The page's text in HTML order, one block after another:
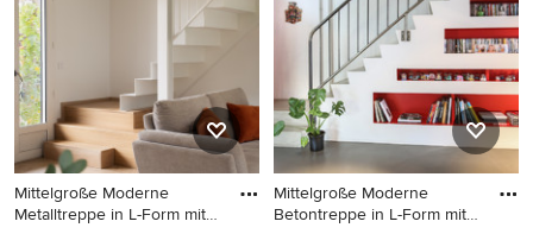
Mittelgroße Moderne
Metalltreppe in L-Form mit
Mittelgroße Moderne
Betontreppe in L-Form mit